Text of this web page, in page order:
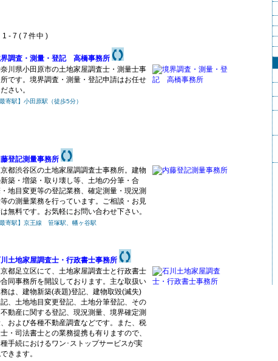
7 ( 7 件中 )
調査・測量・登記 高橋事務所
川県小田原市の土地家屋調査士・測量士事
です。境界調査・測量・登記申請はお任せ
さい。
寄駅】小田原駅（徒歩5分）
登記測量事務所
都渋谷区の土地家屋調調査士事務所。建物
築・増築・取り壊し等、土地の分筆・合
地目変更等の登記業務、確定測量・現況測
の測量業務を行っています。ご相談・お見
無料です。お気軽にお問い合わせ下さい。
寄駅】京王線 笹塚駅、幡ヶ谷駅
土地家屋調査士・行政書士事務所
都足立区にて、土地家屋調査士と行政書士
同事務所を開設しております。主な取扱い
は、建物新築(表題)登記、建物取毀(滅失)
、土地地目変更登記、土地分筆登記、その
動産に関する登記、現況測量、境界確定測
および各種不動産調査などです。また、税
・司法書士との業務提携も有りますので、
手続におけるワン･ストップサービスが実
きます。